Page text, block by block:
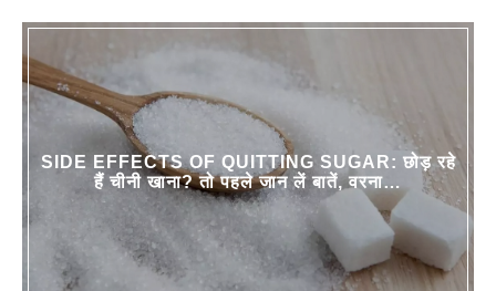
SIDE EFFECTS OF QUITTING SUGAR: छोड़ रहे
हैं चीनी खाना? तो पहले जान लें बातें, वरना…